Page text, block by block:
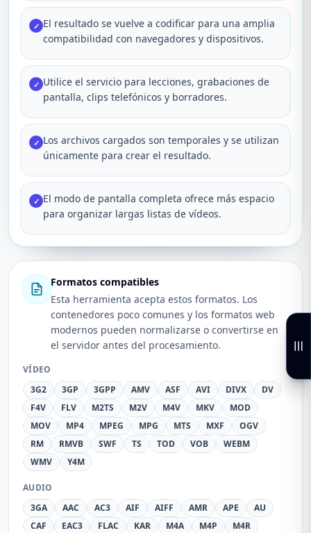
✓ El resultado se vuelve a codificar para una amplia
compatibilidad con navegadores y dispositivos.
✓ Utilice el servicio para lecciones, grabaciones de
pantalla, clips telefónicos y borradores.
✓ Los archivos cargados son temporales y se utilizan
únicamente para crear el resultado.
✓ El modo de pantalla completa ofrece más espacio
para organizar largas listas de vídeos.
Formatos compatibles
Esta herramienta acepta estos formatos. Los
contenedores poco comunes y los formatos web
modernos pueden normalizarse o convertirse en
el servidor antes del procesamiento.
VÍDEO
3G2
3GP 3GPP AMV ASF AVI DIVX
DV
F4V
FLV M2TS M2V M4V MKV
MOD
MOV
MP4 MPEG MPG MTS MXF
OGV
RM
RMVB SWF TS TOD VOB
WEBM
WMV
Y4M
AUDIO
3GA
AAC AC3 AIF AIFF AMR APE
AU
CAF
EAC3 FLAC KAR M4A M4P
M4R